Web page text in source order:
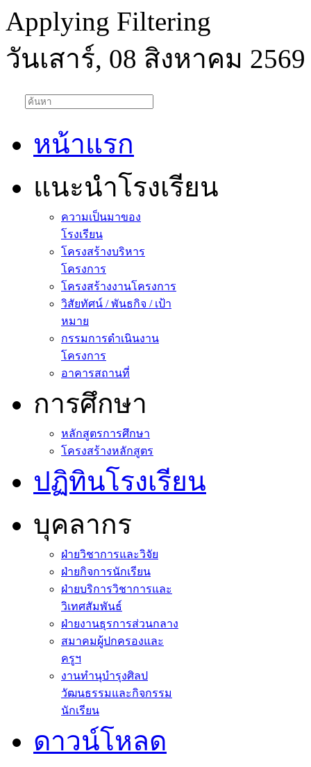
Applying Filtering
วันเสาร์, 08 สิงหาคม 2569
หน้าแรก
แนะนำโรงเรียน
ความเป็นมาของ
โรงเรียน
โครงสร้างบริหาร
โครงการ
โครงสร้างงานโครงการ
วิสัยทัศน์ / พันธกิจ / เป้า
หมาย
กรรมการดำเนินงาน
โครงการ
อาคารสถานที่
การศึกษา
หลักสูตรการศึกษา
โครงสร้างหลักสูตร
ปฏิทินโรงเรียน
บุคลากร
ฝ่ายวิชาการและวิจัย
ฝ่ายกิจการนักเรียน
ฝ่ายบริการวิชาการและ
วิเทศสัมพันธ์
ฝ่ายงานธุรการส่วนกลาง
สมาคมผู้ปกครองและ
ครูฯ
งานทำนุบำรุงศิลป
วัฒนธรรมและกิจกรรม
นักเรียน
ดาวน์โหลด